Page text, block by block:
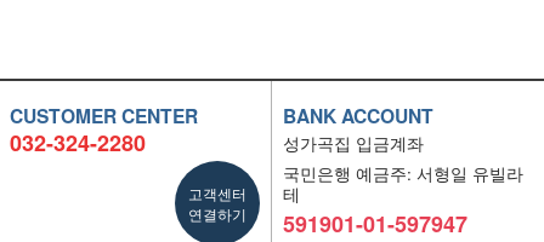
CUSTOMER CENTER
032-324-2280
고객센터
연결하기
BANK ACCOUNT
성가곡집 입금계좌
국민은행 예금주: 서형일 유빌라
테
591901-01-597947